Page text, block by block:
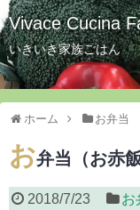
Vivace Cucina
いきいき家族ごはん
ホーム お弁当
お弁当（お赤
2018/7/23 お